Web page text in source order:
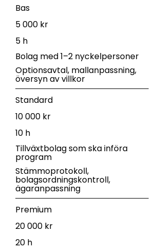
Bas
5 000 kr
5 h
Bolag med 1–2 nyckelpersoner
Optionsavtal, mallanpassning,
översyn av villkor
Standard
10 000 kr
10 h
Tillväxtbolag som ska införa
program
Stämmoprotokoll,
bolagsordningskontroll,
ägaranpassning
Premium
20 000 kr
20 h